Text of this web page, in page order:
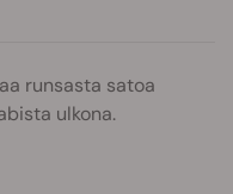
runsasta satoa
ulkona.